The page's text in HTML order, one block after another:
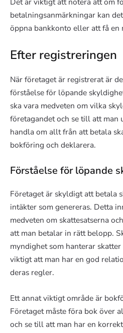
betalningsanmärkningar kan
öppna bankkonto eller att få en
Efter registreringen
När företaget är registrerat är
förståelse för löpande
ska vara medveten om vilka
företagandet och se till att man
handla om allt från att betala
bokföring och deklarera.
Förståelse för löpande
Företaget är skyldigt att betala
intäkter som genereras. Detta
medveten om skattesatserna
att man betalar in rätt belopp.
myndighet som hanterar
viktigt att man har en god
deras regler.
Ett annat viktigt område är
Företaget måste föra bok över
och se till att man har en